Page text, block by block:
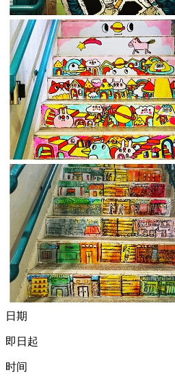
日期
即日起
时间